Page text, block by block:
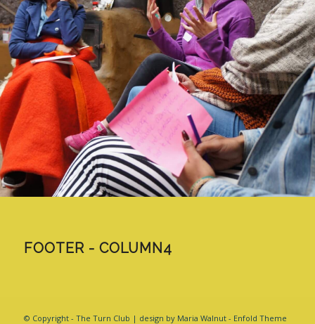
FOOTER - COLUMN4
© Copyright - The Turn Club | design by Maria Walnut - Enfold Theme